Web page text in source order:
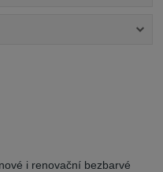
i renovační bezbarvé